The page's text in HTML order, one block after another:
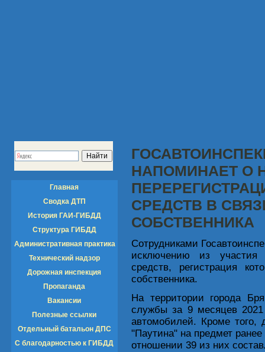
Главная
Сводка ДТП
История ГАИ-ГИБДД
Структура ГИБДД
Административная практика
Технический надзор
Дорожная инспекция
Пропаганда
Вакансии
Полезные ссылки
Отдельный батальон ДПС
С благодарностью к ГИБДД
НАПОМИНАЕТ О
СРЕДСТВ В
СОБСТВЕННИКА
Сотрудниками
исключению из участия
средств, регистрация
собственника.
На территории города
службы за 9 месяцев 2021
автомобилей. Кроме того,
"Паутина" на предмет
отношении 39 из них